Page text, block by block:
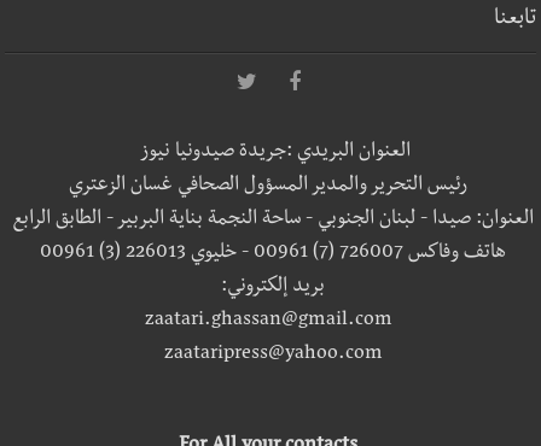
تابعنا
العنوان البريدي :جريدة صيدونيا نيوز
رئيس التحرير والمدير المسؤول الصحافي غسان الزعتري
العنوان: صيدا - لبنان الجنوبي - ساحة النجمة بناية البربير - الطابق الرابع
هاتف وفاكس 726007 (7) 00961 - خليوي 226013 (3) 00961
بريد إلكتروني:
zaatari.ghassan@gmail.com
zaataripress@yahoo.com